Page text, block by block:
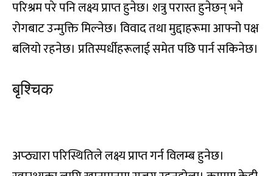
परिश्रम परे पनि लक्ष्य प्राप्त हुनेछ। शत्रु परास्त हुनेछन् भने
रोगबाट उन्मुक्ति मिल्नेछ। विवाद तथा मुद्दाहरूमा आफ्नो पक्ष
बलियो रहनेछ। प्रतिस्पर्धीहरूलाई समेत पछि पार्न सकिनेछ।
बृश्चिक
अप्ठ्यारा परिस्थितिले लक्ष्य प्राप्त गर्न विलम्ब हुनेछ।